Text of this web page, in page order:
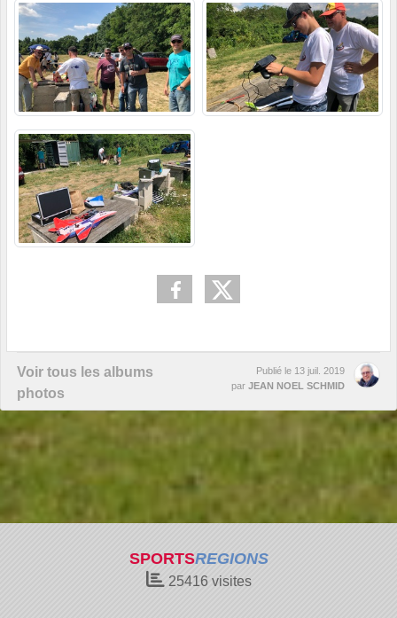
Voir tous les albums
photos
Publié le 13 juil. 2019
par JEAN NOEL SCHMID
SPORTSREGIONS
25416visites